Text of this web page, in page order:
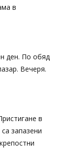
в
ден. По обяд
Вечеря.
в
запазени